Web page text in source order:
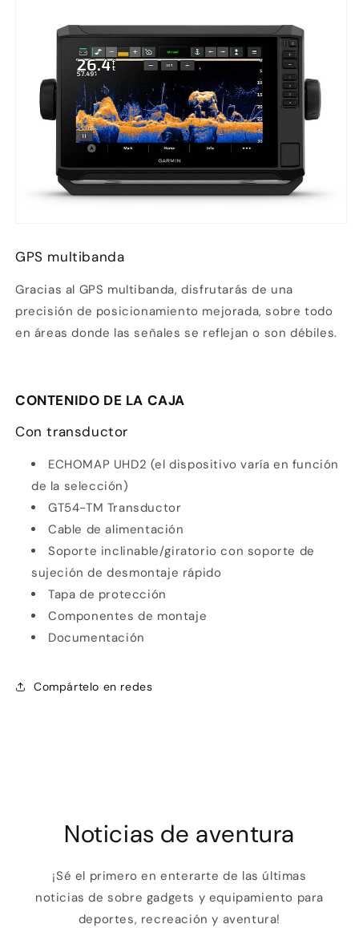
GPS multibanda
Gracias al GPS multibanda, disfrutarás de una
precisión de posicionamiento mejorada, sobre todo
en áreas donde las señales se reflejan o son débiles.
CONTENIDO DE LA CAJA
Con transductor
ECHOMAP UHD2 (el dispositivo varía en función
de la selección)
GT54-TM Transductor
Cable de alimentación
Soporte inclinable/giratorio con soporte de
sujeción de desmontaje rápido
Tapa de protección
Componentes de montaje
Documentación
Compártelo en redes
Noticias de aventura
¡Sé el primero en enterarte de las últimas
noticias de sobre gadgets y equipamiento para
deportes, recreación y aventura!